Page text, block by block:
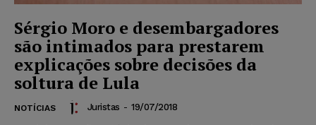
Sérgio Moro e desembargadores
são intimados para prestarem
explicações sobre decisões da
soltura de Lula
NOTÍCIAS Juristas - 19/07/2018